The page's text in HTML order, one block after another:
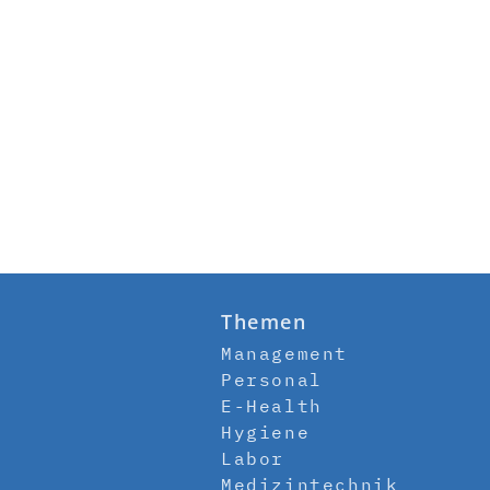
Themen
Management
Personal
E-Health
Hygiene
Labor
Medizintechnik